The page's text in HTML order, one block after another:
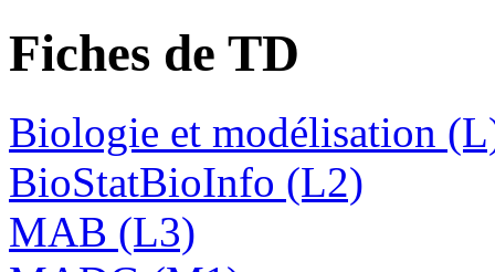
Fiches de TD
Biologie et modélisation
BioStatBioInfo (L2)
MAB (L3)